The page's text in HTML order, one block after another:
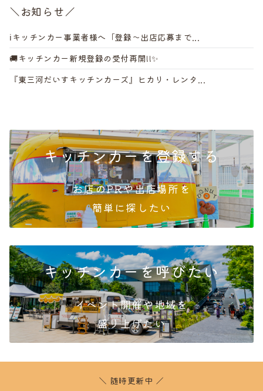
＼お知らせ／
ℹ️キッチンカー事業者様へ「登録～出店応募まで...
🚚キッチンカー新規登録の受付再開!!✨
『東三河だいすキッチンカーズ』ヒカリ・レンタ...
キッチンカーを登録する
お店のPRや出店場所を
簡単 に探したい
キッチンカーを呼びたい
イベント開催や地域を
盛り上げたい
＼ 随時更新中 ／